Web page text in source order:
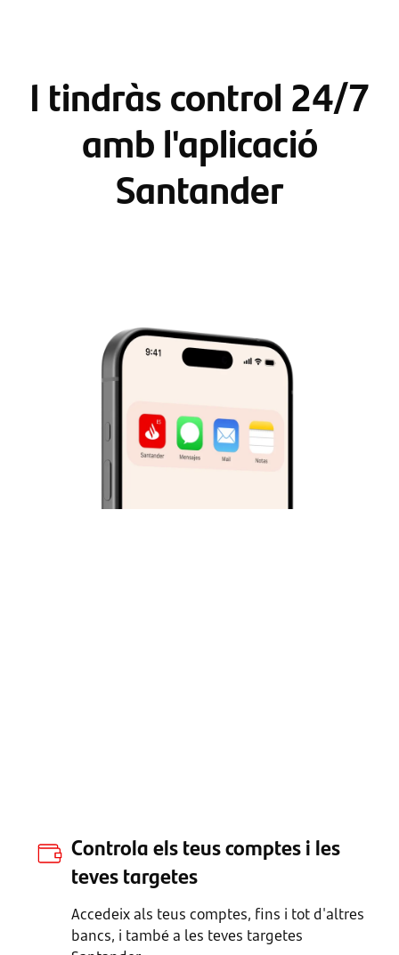
I tindràs control 24/7
amb l'aplicació
Santander
Controla els teus comptes i les
teves targetes
Accedeix als teus comptes, fins i tot d'altres
bancs, i també a les teves targetes